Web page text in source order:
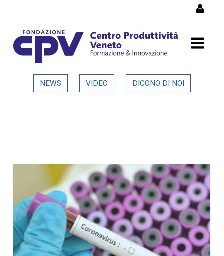
Dettaglio in evidenza
NEWS VIDEO DICONO DI NOI